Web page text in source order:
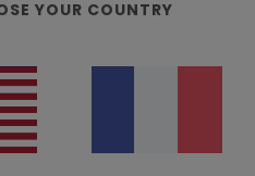
YOUR COUNTRY